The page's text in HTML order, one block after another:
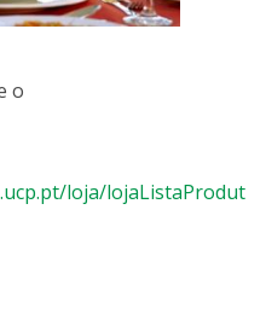
o
loja/lojaListaProdut